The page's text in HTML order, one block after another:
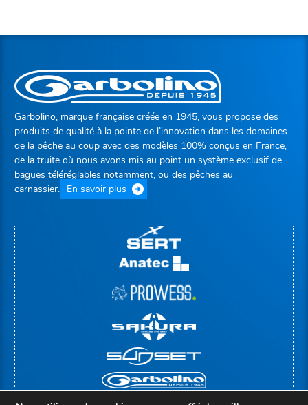
Garbolino, marque française créée en 1945, vous propose des
produits de qualité à la pointe de l’innovation dans les domaines
de la pêche au coup avec des modèles 100% conçus en France,
de la truite où nous avons mis au point un système exclusif de
bagues téléréglables notamment, ou des pêches au
carnassier. En savoir plus